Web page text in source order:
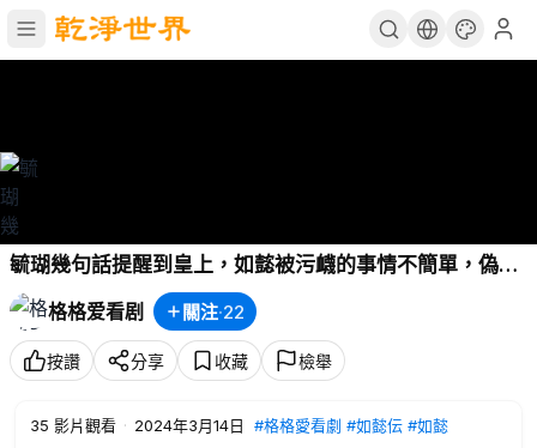
毓瑚幾句話提醒到皇上，如懿被污衊的事情不簡單，偽善
皇后慌了！
格格爱看剧
關注·22
按讚 分享 收藏 檢舉
35 影片觀看 · 2024年3月14日 #格格愛看劇 #如懿伝 #如懿